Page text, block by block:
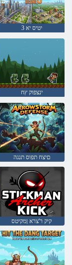
3 יטיס יא
ינצפוק ץח
םיצח תפוס תנגה
קיק ר'צרא ןמקיטס